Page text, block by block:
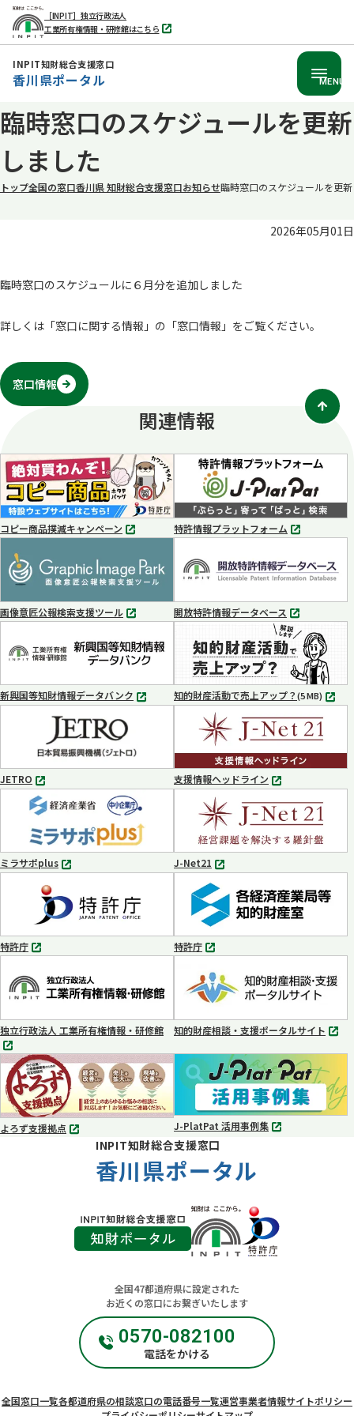
本
文
へ
［INPIT］独立行政法人
工業所有権情報・研修館はこちら
別
タ
INPIT知財総合支援窓口
香川県ポータル MENU
臨時窓口のスケジュールを更新
しました
トップ全国の窓口香川県 知財総合支援窓口お知らせ臨時窓口のスケジュールを更
2026年05月01日
臨時窓口のスケジュールに６月分を追加しました
詳しくは「窓口に関する情報」の「窓口情報」をご覧ください。
窓口情報
関連情報
コピー商品撲滅キャンペーン
別
で
開
く
特許情報プラットフォーム
別
ブ
で
く
画像意匠公報検索支援ツール
別
ブ
で
く
開放特許情報データベース
別
タ
ブ
で
開
く
新興国等知財情報データバンク
別
開
く
知的財産活動で売上アップ？(5 MB) MP4
JETRO
別
タ
ブ
で
開
く
支援情報ヘッドライン
別
タ
ブ
で
開
く
ミラサポplus
別
ブ
で
開
く
J-Net21
別
タ
ブ
で
開
く
特許庁
別
ブ
で
く
特許庁
別
ブ
で
開
く
独立行政法人 工業所有権情報・研修館
別
タ
ブ
で
知的財産相談・支援ポータルサイト
別
タ
開
く
よろず支援拠点
別
J-PlatPat 活用事例集
別
INPIT知財総合支援窓口
香川県ポータル
全国47都道府県に設定された
お近くの窓口にお繋ぎいたします
0570-082100
電話をかける
全国窓口一覧各都道府県の相談窓口の電話番号一覧運営事業者情報サイトポリシー